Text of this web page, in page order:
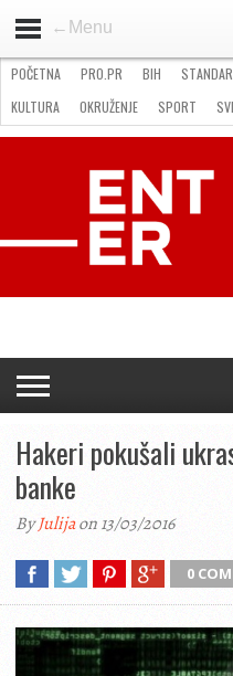
←Menu
STANDARD
GOSPODARSTVO
OKRUŽENJE
POČETNA PRO.PR BIH
KULTURA
OKRUŽENJE SPORT
NATJEČAJI
FILMING LOCATION IN BH
Hakeri pokušali
banke
ByJulijaon 13/03/2016
0